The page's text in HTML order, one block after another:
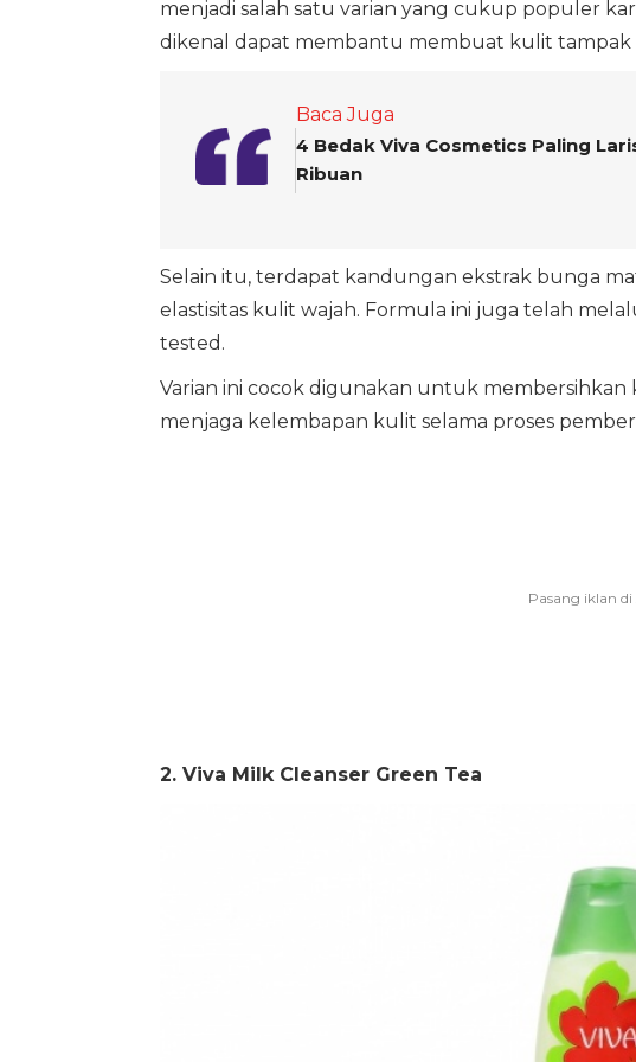
menjadi salah satu varian yang cukup populer
dikenal dapat membantu membuat kulit tampak
Baca Juga
4 Bedak Viva Cosmetics Paling
Ribuan
Selain itu, terdapat kandungan ekstrak bunga
elastisitas kulit wajah. Formula ini juga telah
tested.
Varian ini cocok digunakan untuk
menjaga kelembapan kulit selama proses
2. Viva Milk Cleanser Green Tea